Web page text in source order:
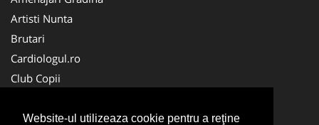
Website-ul utilizeaza cookie pentru a reţine
Artisti Nunta
Brutari
Cardiologul.ro
Club Copii
Ambalaje Romania